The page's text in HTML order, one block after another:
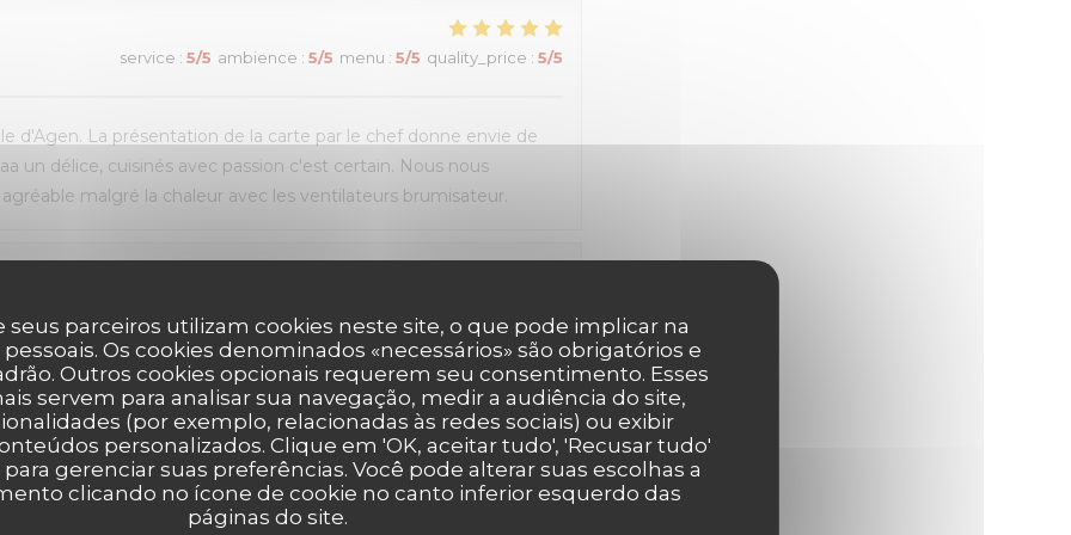
seus parceiros utilizam cookies neste site, o que pode implicar na
Os cookies denominados «necessários» são obrigatórios e
Outros cookies opcionais requerem seu consentimento. Esses
servem para analisar sua navegação, medir a audiência do site,
(por exemplo, relacionadas às redes sociais) ou exibir
personalizados. Clique em 'OK, aceitar tudo', 'Recusar tudo'
gerenciar suas preferências. Você pode alterar suas escolhas a
clicando no ícone de cookie no canto inferior esquerdo das
páginas do site.
service : 5/5 ambience : 5/5 menu : 5/5 quality_price : 5/5
d'Agen. La présentation de la carte par le chef donne envie de
un délice, cuisinés avec passion c'est certain. Nous nous
malgré la chaleur avec les ventilateurs brumisateur.
service :4 /5 ambience : 4/5 menu:5/5 quality_price: 4/5
fois, ce restaurant me procure plaisir et détente.